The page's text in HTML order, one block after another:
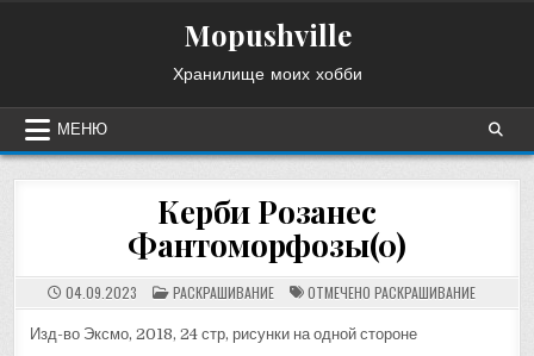
Mopushville
Хранилище моих хобби
МЕНЮ
Керби Розанес
Фантоморфозы(0)
04.09.2023 ОПУБЛИКОВАНО
В
РАСКРАШИВАНИЕ ОТМЕЧЕНО РАСКРАШИВАНИЕ
Изд-во Эксмо, 2018, 24 стр, рисунки на одной стороне